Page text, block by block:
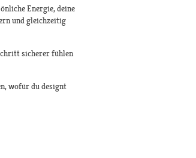
Energie, deine
und gleichzeitig
sicherer fühlen
wofür du designt